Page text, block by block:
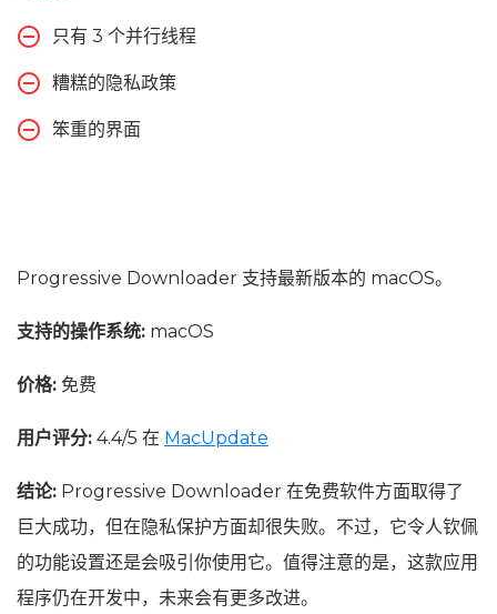
只有 3 个并行线程
糟糕的隐私政策
笨重的界面
Progressive Downloader 支持最新版本的 macOS。
支持的操作系统: macOS
价格: 免费
用户评分: 4.4/5 在 MacUpdate
结论: Progressive Downloader 在免费软件方面取得了
巨大成功，但在隐私保护方面却很失败。不过，它令人钦佩
的功能设置还是会吸引你使用它。值得注意的是，这款应用
程序仍在开发中，未来会有更多改进。